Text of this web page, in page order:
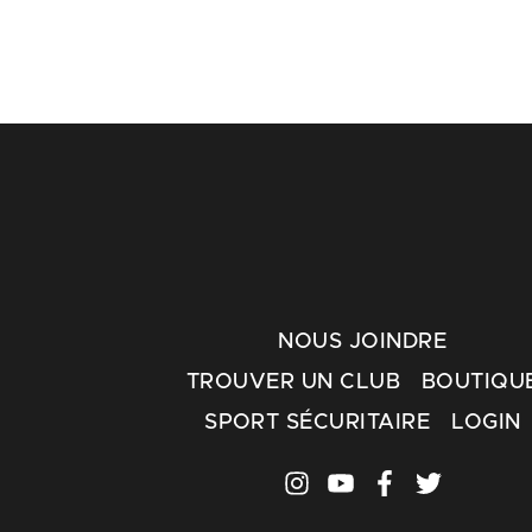
NOUS JOINDRE
TROUVER UN CLUB
SPORT SÉCURITAIRE
LOGIN